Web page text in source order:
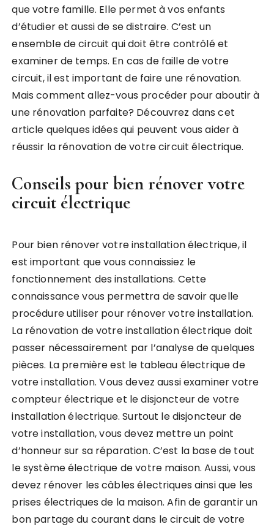
que votre famille. Elle permet à vos enfants
d’étudier et aussi de se distraire. C’est un
ensemble de circuit qui doit être contrôlé et
examiner de temps. En cas de faille de votre
circuit, il est important de faire une rénovation.
Mais comment allez-vous procéder pour aboutir à
une rénovation parfaite? Découvrez dans cet
article quelques idées qui peuvent vous aider à
réussir la rénovation de votre circuit électrique.
Conseils pour bien rénover votre
circuit électrique
Pour bien rénover votre installation électrique, il
est important que vous connaissiez le
fonctionnement des installations. Cette
connaissance vous permettra de savoir quelle
procédure utiliser pour rénover votre installation.
La rénovation de votre installation électrique doit
passer nécessairement par l’analyse de quelques
pièces. La première est le tableau électrique de
votre installation. Vous devez aussi examiner votre
compteur électrique et le disjoncteur de votre
installation électrique. Surtout le disjoncteur de
votre installation, vous devez mettre un point
d’honneur sur sa réparation. C’est la base de tout
le système électrique de votre maison. Aussi, vous
devez rénover les câbles électriques ainsi que les
prises électriques de la maison. Afin de garantir un
bon partage du courant dans le circuit de votre